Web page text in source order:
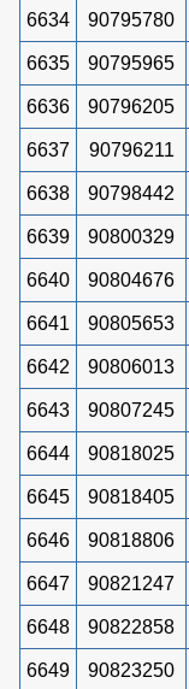
6634 90795780
6635 90795965
6636 90796205
6637 90796211
6638 90798442
6639 90800329
6640 90804676
6641 90805653
6642 90806013
6643 90807245
6644 90818025
6645 90818405
6646 90818806
6647 90821247
6648 90822858
6649 90823250